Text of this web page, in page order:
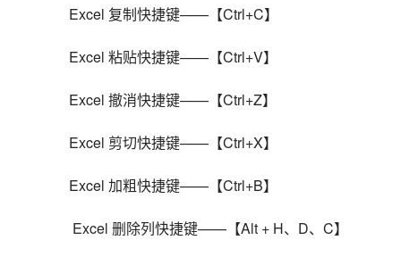
Excel 复制快捷键——【Ctrl+C】
Excel 粘贴快捷键——【Ctrl+V】
Excel 撤消快捷键——【Ctrl+Z】
Excel 剪切快捷键——【Ctrl+X】
Excel 加粗快捷键——【Ctrl+B】
Excel 删除列快捷键——【Alt + H、D、C】